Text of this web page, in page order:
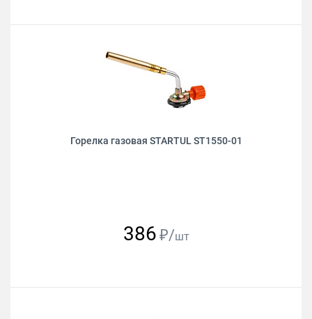
Горелка газовая STARTUL ST1550-01
386 ₽/шт